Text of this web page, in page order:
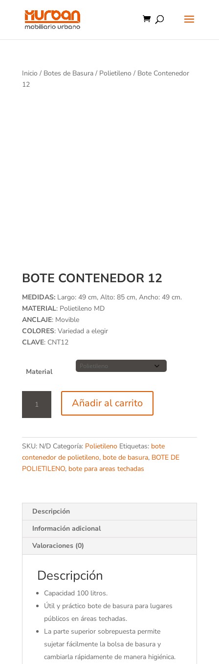
Inicio / Botes de Basura/ Polietileno / Bote Contenedor
12
BOTE CONTENEDOR 12
MEDIDAS:Largo: 49 cm, Alto: 85 cm, Ancho: 49 cm.
MATERIAL: Polietileno MD
ANCLAJE: Movible
COLORES: Variedad a elegir
CLAVE: CNT12
Material
Contenedor
12
Añadir al carrito
SKU: N/D Categoría: Polietileno Etiquetas: bote
contenedor de polietileno, bote de basura, BOTE DE
POLIETILENO, bote para areas techadas
Descripción
Información adicional
Valoraciones (0)
Descripción
Capacidad 100 litros.
Útil y práctico bote de basura para lugares
públicos en áreas techadas.
La parte superior sobrepuesta permite
sujetar fácilmente la bolsa de basura y
cambiarla rápidamente de manera higiénica.